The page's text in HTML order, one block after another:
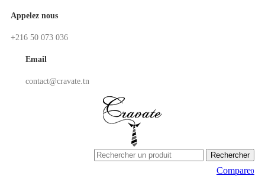
Appelez nous
+216 50 073 036
Email
contact@cravate.tn
Rechercher
Compare0